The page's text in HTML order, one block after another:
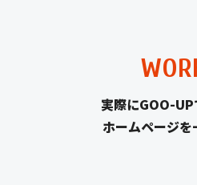
実際にGOO-
ホームページを